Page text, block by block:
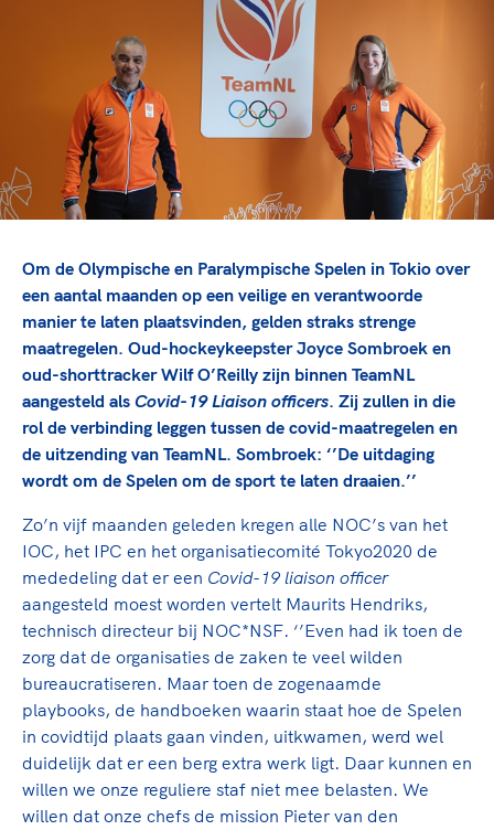
Sportonderzoek
Sportakkoord II
Game Changer
TeamNL kids
Olympische geschiedenis
Nieuwspagina
Columns
Sport gaat niet vanzelf
een rondje fietsen, door samen te skaten of naar
de sportschool te gaan. Door samen te juichen
voor Sifan Hassan, Rico Verhoeven, Diede de
Groot en het Nederlands Elftal. Of met trots te
genieten van de karatewedstrijd van je dochter,
de halve marathon van je moeder of de
hockeywedstrijd van je buurjongen.
Lees verder
Veilige en integere sport
Diversiteit en inclusie
Gezonde sportomgeving
Duurzaamheid
Bekwaam sportkader
Vitale clubs en bestuurlijk kader
Clubacties
Handboek Wet- en Regelgeving
Opleidingen en trainingen
High5 Stappenplan
Ruimte voor sport
Clubondersteuning
Beroepskrachten
Samen voor een veilige
sportomgeving
Voor welk gedrag staat de club? Wat mag wel
langs de lijn, in de kleedkamer, kantine en online?
En wat mag vooral niet? Een gedragscode geeft
hier richting aan en is dus een belangrijk
onderdeel van het clubbeleid rondom gewenst en
ongewenst gedrag.
TeamNL Academie Kalender
Kennisaanbod TeamNL Experts
TeamNL Sport Science Centre
Olympische Spelen LA28
Europese Spelen Istanbul 2027
Topsportbeleid
Topsportfinanciering
Maatschappelijke waarde topsport
Top teamsportcompetities
De TeamNL Academie biedt een leer- en
ontwikkelprogramma voor de volgende functies
binnen TeamNL programma's: experts, coaches,
bestuurders, (technisch) directeuren, managers en
toekomstig kader.
Lees verder
Om de Olympische en Paralympische Spelen in Tokio over
een aantal maanden op een veilige en verantwoorde
manier te laten plaatsvinden, gelden straks strenge
maatregelen. Oud-hockeykeepster Joyce Sombroek en
oud-shorttracker Wilf O’Reilly zijn binnen TeamNL
aangesteld als Covid-19 Liaison officers. Zij zullen in die
rol de verbinding leggen tussen de covid-maatregelen en
de uitzending van TeamNL. Sombroek: ‘’De uitdaging
wordt om de Spelen om de sport te laten draaien.’’
Zo’n vijf maanden geleden kregen alle NOC’s van het
IOC, het IPC en het organisatiecomité Tokyo2020 de
mededeling dat er een Covid-19 liaison officer
aangesteld moest worden vertelt Maurits Hendriks,
technisch directeur bij NOC*NSF. ‘’Even had ik toen de
zorg dat de organisaties de zaken te veel wilden
bureaucratiseren. Maar toen de zogenaamde
playbooks, de handboeken waarin staat hoe de Spelen
in covidtijd plaats gaan vinden, uitkwamen, werd wel
duidelijk dat er een berg extra werk ligt. Daar kunnen en
willen we onze reguliere staf niet mee belasten. We
willen dat onze chefs de mission Pieter van den